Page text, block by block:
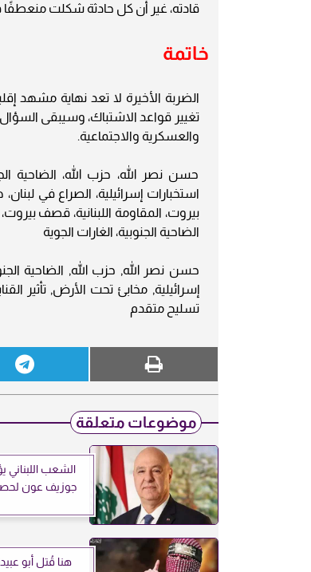
قادته، غير أن كل حادثة شكلت منعطفًا
خاتمة
الضربة الأخيرة لا تعد نهاية مشهد
تغيير قواعد الاشتباك، وسيبقى
والعسكرية والاجتماعية.
حسن نصر الله، حزب الله، الضاحية
استخبارات إسرائيلية، الصراع في
بيروت، المقاومة اللبنانية، قصف
الضاحية الجنوبية، الغارات الجوية
حسن نصر الله, حزب الله, الضاحية
إسرائيلية, مخابئ تحت الأرض, تأثير
تسليح متقدم
موضوعات متعلقة
الشعب
جوزيف عون لحصر
هنا قُتل أبو